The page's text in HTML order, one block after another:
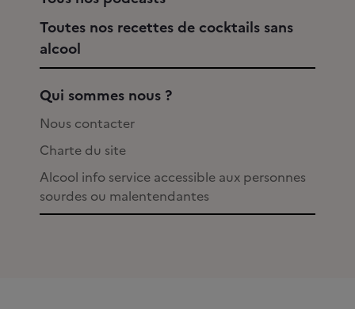
Toutes nos recettes de cocktails sans
alcool
Qui sommes nous ?
Nous contacter
Charte du site
Alcool info service accessible aux personnes
sourdes ou malentendantes